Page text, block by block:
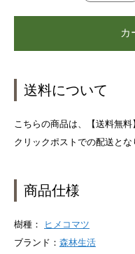
送料について
こちらの商品は、【送料無料
クリックポストでの配送とな
商品仕様
樹種：
ヒメコマツ
ブランド： 森林生活